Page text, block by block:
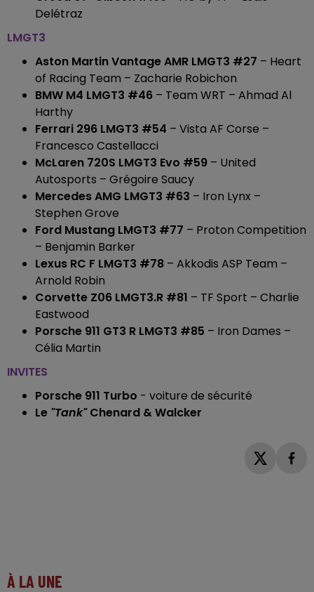
Delétraz
LMGT3
Aston Martin Vantage AMR LMGT3 #27 – Heart
of Racing Team – Zacharie Robichon
BMW M4 LMGT3 #46 – Team WRT – Ahmad Al
Harthy
Ferrari 296 LMGT3 #54 – Vista AF Corse –
Francesco Castellacci
McLaren 720S LMGT3 Evo #59 – United
Autosports – Grégoire Saucy
Mercedes AMG LMGT3 #63 – Iron Lynx –
Stephen Grove
Ford Mustang LMGT3 #77 – Proton Competition
– Benjamin Barker
Lexus RC F LMGT3 #78 – Akkodis ASP Team –
Arnold Robin
Corvette Z06 LMGT3.R #81 – TF Sport – Charlie
Eastwood
Porsche 911 GT3 R LMGT3 #85 – Iron Dames –
Célia Martin
INVITES
Porsche 911 Turbo - voiture de sécurité
Le "Tank"Chenard & Walcker
À LA UNE